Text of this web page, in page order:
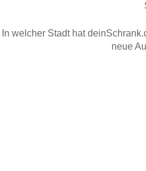
In welcher Stadt hat
neue